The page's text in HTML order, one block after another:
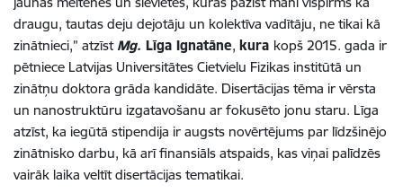
draugu, tautas deju dejotāju un kolektīva vadītāju, ne tikai kā
zinātnieci,” atzīst Mg. Līga Ignatāne, kura kopš 2015. gada ir
pētniece Latvijas Universitātes Cietvielu Fizikas institūtā un
zinātņu doktora grāda kandidāte. Disertācijas tēma ir vērsta
un nanostruktūru izgatavošanu ar fokusēto jonu staru. Līga
atzīst, ka iegūtā stipendija ir augsts novērtējums par līdzšinējo
zinātnisko darbu, kā arī finansiāls atspaids, kas viņai palīdzēs
vairāk laika veltīt disertācijas tematikai.